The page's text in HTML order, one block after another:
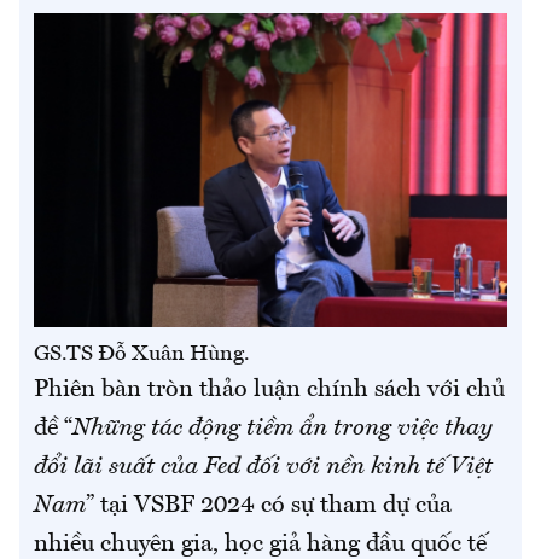
GS.TS Đỗ Xuân Hùng.
Phiên bàn tròn thảo luận chính sách với chủ
đề “Những tác động tiềm ẩn trong việc thay
đổi lãi suất của Fed đối với nền kinh tế Việt
Nam” tại VSBF 2024 có sự tham dự của
nhiều chuyên gia, học giả hàng đầu quốc tế